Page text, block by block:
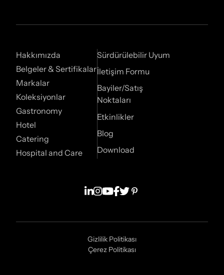
Hakkımızda
Belgeler & Sertifikalar
Markalar
Koleksiyonlar
Gastronomy
Hotel
Catering
Hospital and Care
Sürdürülebilir Uyum
İletişim Formu
Bayiler/Satış
Noktaları
Etkinlikler
Blog
Download
Gizlilik Politikası
Çerez Politikası